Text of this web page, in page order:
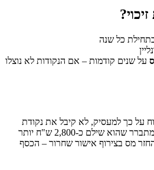
כל שנה
על שנים קודמות – אם הנקודות לא נוצלו
על כך למעסיק, לא קיבל את נקודת
הזיכוי שמגיעה לו. בסוף השנה מתברר שהוא שילם כ-2,800 ש"ח יותר
מס בצירוף אישור שחרור – הכסף